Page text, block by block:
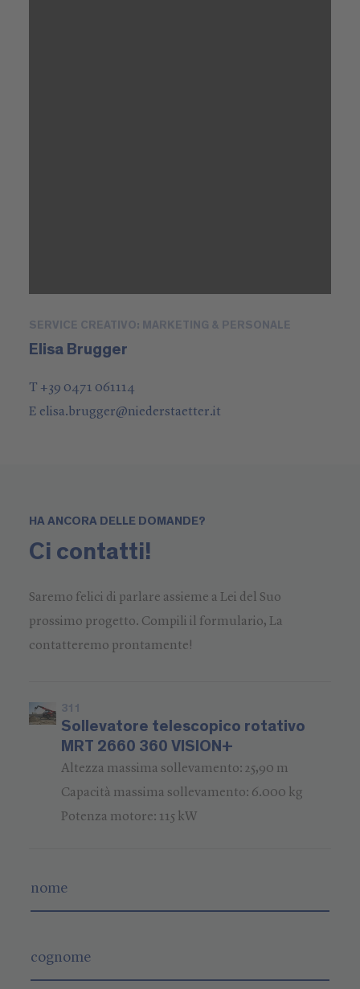
SERVICE CREATIVO: MARKETING & PERSONALE
Elisa Brugger
T +39 0471 061114
E elisa.brugger@niederstaetter.it
HA ANCORA DELLE DOMANDE?
Ci contatti!
Saremo felici di parlare assieme a Lei del Suo
prossimo progetto. Compili il formulario, La
contatteremo prontamente!
311
Sollevatore telescopico rotativo
MRT 2660 360 VISION+
Altezza massima sollevamento: 25,90 m
Capacità massima sollevamento: 6.000 kg
Potenza motore: 115 kW